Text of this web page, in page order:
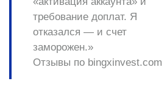
требование доплат. Я
отказался — и счет
заморожен.»
Отзывы по bingxinvest.com